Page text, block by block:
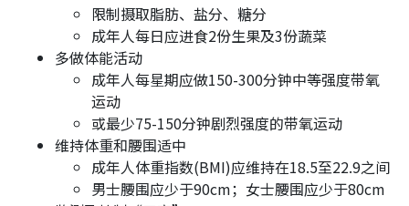
限制摄取脂肪、盐分、糖分
成年人每日应进食2份生果及3份蔬菜
多做体能活动
成年人每星期应做150-300分钟中等强度带氧
运动
或最少75-150分钟剧烈强度的带氧运动
维持体重和腰围适中
成年人体重指数(BMI)应维持在18.5至22.9之间
男士腰围应少于90cm；女士腰围应少于80cm